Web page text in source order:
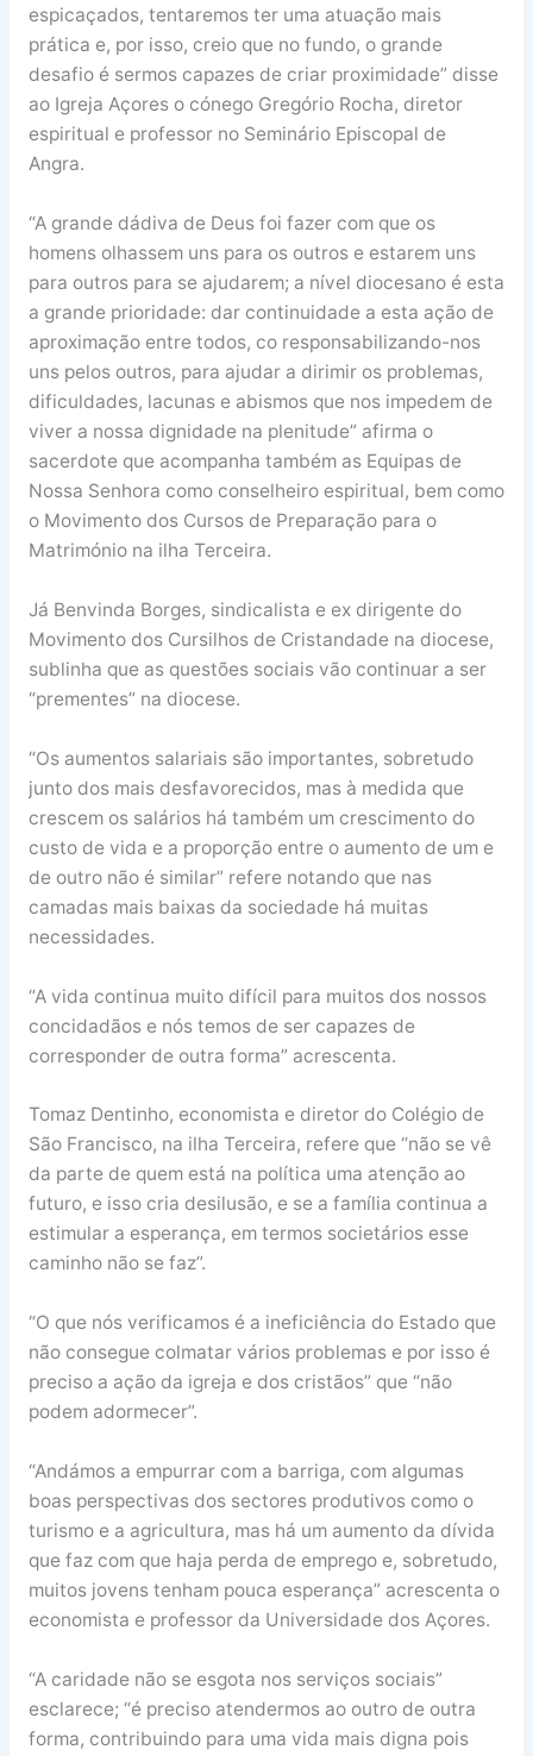
espicaçados, tentaremos ter uma atuação mais
prática e, por isso, creio que no fundo, o grande
desafio é sermos capazes de criar proximidade” disse
ao Igreja Açores o cónego Gregório Rocha, diretor
espiritual e professor no Seminário Episcopal de
Angra.
“A grande dádiva de Deus foi fazer com que os
homens olhassem uns para os outros e estarem uns
para outros para se ajudarem; a nível diocesano é esta
a grande prioridade: dar continuidade a esta ação de
aproximação entre todos, co responsabilizando-nos
uns pelos outros, para ajudar a dirimir os problemas,
dificuldades, lacunas e abismos que nos impedem de
viver a nossa dignidade na plenitude” afirma o
sacerdote que acompanha também as Equipas de
Nossa Senhora como conselheiro espiritual, bem como
o Movimento dos Cursos de Preparação para o
Matrimónio na ilha Terceira.
Já Benvinda Borges, sindicalista e ex dirigente do
Movimento dos Cursilhos de Cristandade na diocese,
sublinha que as questões sociais vão continuar a ser
“prementes” na diocese.
“Os aumentos salariais são importantes, sobretudo
junto dos mais desfavorecidos, mas à medida que
crescem os salários há também um crescimento do
custo de vida e a proporção entre o aumento de um e
de outro não é similar” refere notando que nas
camadas mais baixas da sociedade há muitas
necessidades.
“A vida continua muito difícil para muitos dos nossos
concidadãos e nós temos de ser capazes de
corresponder de outra forma” acrescenta.
Tomaz Dentinho, economista e diretor do Colégio de
São Francisco, na ilha Terceira, refere que “não se vê
da parte de quem está na política uma atenção ao
futuro, e isso cria desilusão, e se a família continua a
estimular a esperança, em termos societários esse
caminho não se faz”.
“O que nós verificamos é a ineficiência do Estado que
não consegue colmatar vários problemas e por isso é
preciso a ação da igreja e dos cristãos” que “não
podem adormecer”.
“Andámos a empurrar com a barriga, com algumas
boas perspectivas dos sectores produtivos como o
turismo e a agricultura, mas há um aumento da dívida
que faz com que haja perda de emprego e, sobretudo,
muitos jovens tenham pouca esperança” acrescenta o
economista e professor da Universidade dos Açores.
“A caridade não se esgota nos serviços sociais”
esclarece; “é preciso atendermos ao outro de outra
forma, contribuindo para uma vida mais digna pois